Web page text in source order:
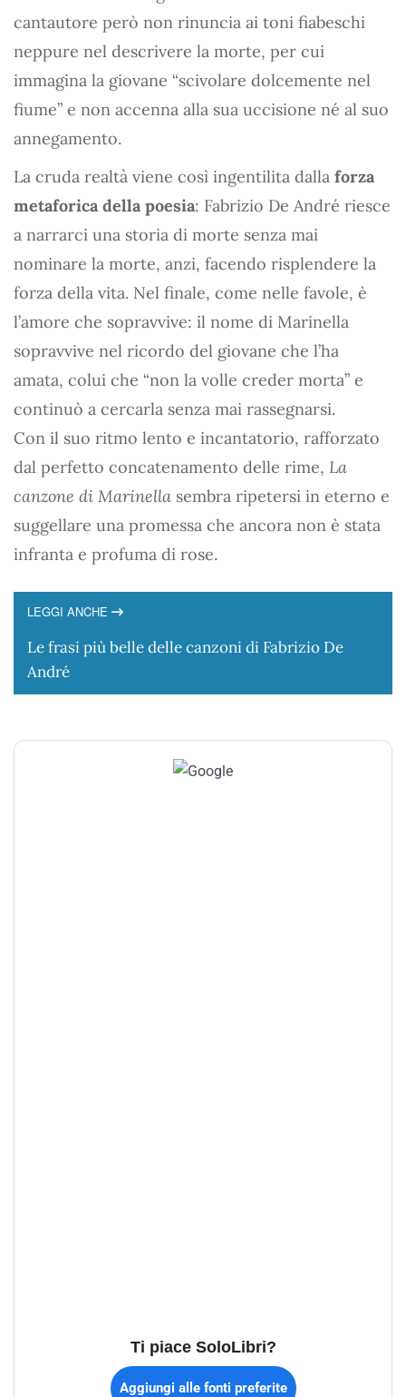
cantautore però non rinuncia ai toni fiabeschi
neppure nel descrivere la morte, per cui
immagina la giovane “scivolare dolcemente nel
fiume” e non accenna alla sua uccisione né al suo
annegamento.
La cruda realtà viene così ingentilita dalla forza
metaforica della poesia: Fabrizio De André riesce
a narrarci una storia di morte senza mai
nominare la morte, anzi, facendo risplendere la
forza della vita. Nel finale, come nelle favole, è
l’amore che sopravvive: il nome di Marinella
sopravvive nel ricordo del giovane che l’ha
amata, colui che “non la volle creder morta” e
continuò a cercarla senza mai rassegnarsi.
Con il suo ritmo lento e incantatorio, rafforzato
dal perfetto concatenamento delle rime, La
canzone di Marinella sembra ripetersi in eterno e
suggellare una promessa che ancora non è stata
infranta e profuma di rose.
LEGGI ANCHE
Le frasi più belle delle canzoni di Fabrizio De
André
Ti piace SoloLibri?
Aggiungi alle fonti preferite